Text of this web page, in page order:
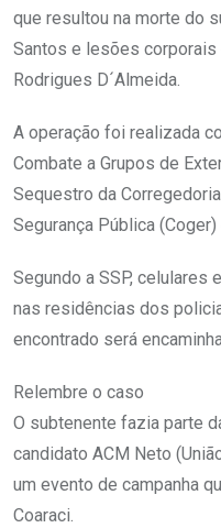
que resultou na morte do
Santos e lesões
Rodrigues D´Almeida.
A operação foi realizada
Combate a Grupos de
Sequestro da
Segurança Pública
Segundo a SSP, celulares
nas residências dos
encontrado será
Relembre o caso
O subtenente fazia parte
candidato ACM Neto
um evento de campanha
Coaraci.